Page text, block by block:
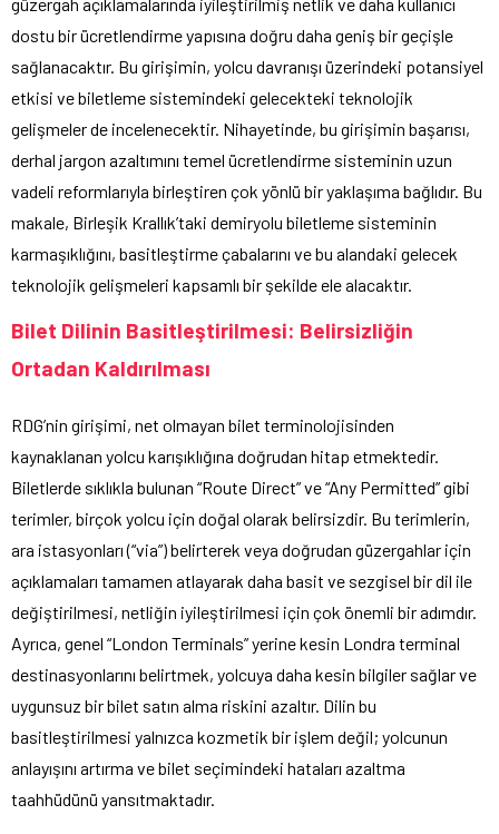
dostu bir ücretlendirme yapısına doğru daha geniş bir geçişle
sağlanacaktır. Bu girişimin, yolcu davranışı üzerindeki potansiyel
etkisi ve biletleme sistemindeki gelecekteki teknolojik
gelişmeler de incelenecektir. Nihayetinde, bu girişimin başarısı,
derhal jargon azaltımını temel ücretlendirme sisteminin uzun
vadeli reformlarıyla birleştiren çok yönlü bir yaklaşıma bağlıdır. Bu
makale, Birleşik Krallık’taki demiryolu biletleme sisteminin
karmaşıklığını, basitleştirme çabalarını ve bu alandaki gelecek
teknolojik gelişmeleri kapsamlı bir şekilde ele alacaktır.
Bilet Dilinin Basitleştirilmesi: Belirsizliğin
Ortadan Kaldırılması
RDG’nin girişimi, net olmayan bilet terminolojisinden
kaynaklanan yolcu karışıklığına doğrudan hitap etmektedir.
Biletlerde sıklıkla bulunan “Route Direct” ve “Any Permitted” gibi
terimler, birçok yolcu için doğal olarak belirsizdir. Bu terimlerin,
ara istasyonları (“via”) belirterek veya doğrudan güzergahlar için
açıklamaları tamamen atlayarak daha basit ve sezgisel bir dil ile
değiştirilmesi, netliğin iyileştirilmesi için çok önemli bir adımdır.
Ayrıca, genel “London Terminals” yerine kesin Londra terminal
destinasyonlarını belirtmek, yolcuya daha kesin bilgiler sağlar ve
uygunsuz bir bilet satın alma riskini azaltır. Dilin bu
basitleştirilmesi yalnızca kozmetik bir işlem değil; yolcunun
anlayışını artırma ve bilet seçimindeki hataları azaltma
taahhüdünü yansıtmaktadır.